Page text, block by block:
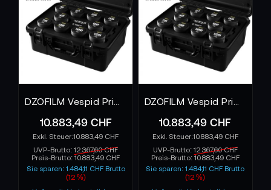
10.883,49 CHF
10.883,49 CHF
UVP-Brutto:12.367,60 CHF
Preis-Brutto:10.883,49 CHF
Sie sparen: 1.484,11 CHF Brutto
(12 %)
10.883,49 CHF
10.883,49 CHF
UVP-Brutto: 12.367,60 CHF
Preis-Brutto: 10.883,49 CHF
Sie sparen: 1.484,11 CHF Brutto
(12 %)